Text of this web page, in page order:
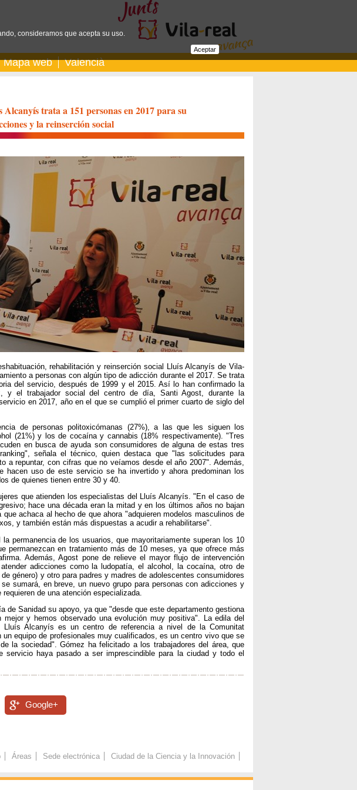
Mapa web Valencià
trata a 151 personas en 2017 para su
y la reinserción social
rehabilitación y reinserción social Lluís Alcanyís de Vila-
a personas con algún tipo de adicción durante el 2017. Se trata
del servicio, después de 1999 y el 2015. Así lo han confirmado la
y el trabajador social del centro de día, Santi Agost, durante la
en 2017, año en el que se cumplió el primer cuarto de siglo del
de personas politoxicómanas (27%), a las que les siguen los
(21%) y los de cocaína y cannabis (18% respectivamente). "Tres
en busca de ayuda son consumidores de alguna de estas tres
señala el técnico, quien destaca que "las solicitudes para
a repuntar, con cifras que no veíamos desde el año 2007". Además,
hacen uso de este servicio se ha invertido y ahora predominan los
de quienes tienen entre 30 y 40.
que atienden los especialistas del Lluís Alcanyís. "En el caso de
hace una década eran la mitad y en los últimos años no bajan
achaca al hecho de que ahora "adquieren modelos masculinos de
y también están más dispuestas a acudir a rehabilitarse".
permanencia de los usuarios, que mayoritariamente superan los 10
permanezcan en tratamiento más de 10 meses, ya que ofrece más
Además, Agost pone de relieve el mayor flujo de intervención
adicciones como la ludopatía, el alcohol, la cocaína, otro de
género) y otro para padres y madres de adolescentes consumidores
sumará, en breve, un nuevo grupo para personas con adicciones y
de una atención especializada.
de Sanidad su apoyo, ya que "desde que este departamento gestiona
y hemos observado una evolución muy positiva". La edila del
Alcanyís es un centro de referencia a nivel de la Comunitat
equipo de profesionales muy cualificados, es un centro vivo que se
la sociedad". Gómez ha felicitado a los trabajadores del área, que
servicio haya pasado a ser imprescindible para la ciudad y todo el
Google+
Áreas Sede electrónica Ciudad de la Ciencia y la Innovación
consideramos que acepta su uso.
Aceptar